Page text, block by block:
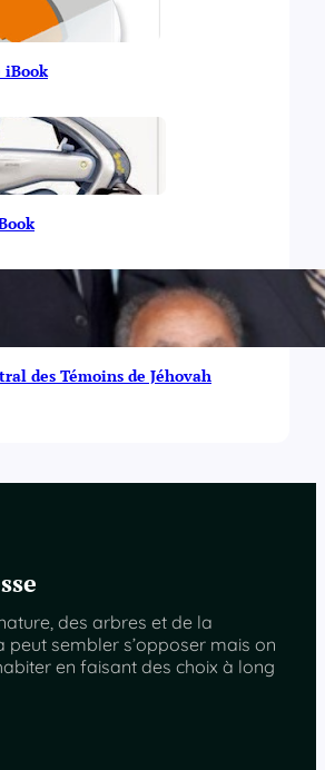
iBook
des Témoins de Jéhovah
des arbres et de la
peut sembler s’opposer mais on
en faisant des choix à long